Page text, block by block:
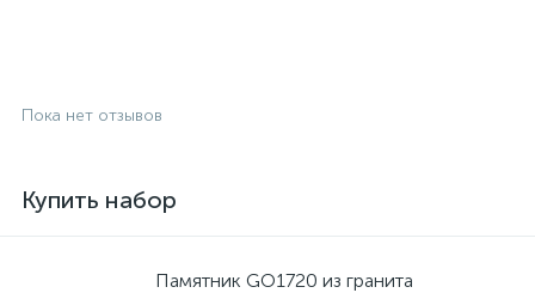
Пока нет отзывов
Купить набор
Памятник GO1720 из гранита